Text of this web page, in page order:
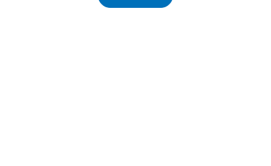
лестницах, смогут подсказать правильное решение